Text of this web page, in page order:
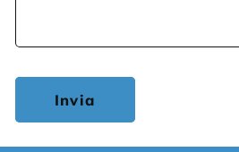
Invia